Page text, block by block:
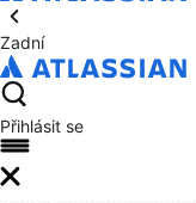
Zadní
Přihlásit se